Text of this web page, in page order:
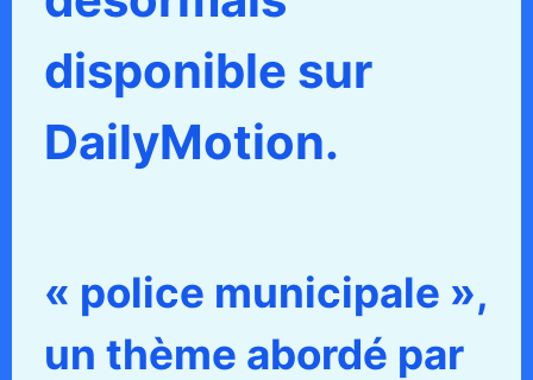
disponible sur
DailyMotion.
« police municipale »,
un thème abordé par